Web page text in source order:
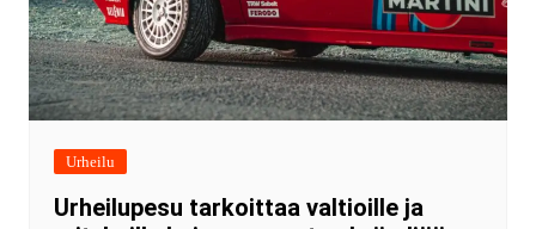
Urheilu
Urheilupesu tarkoittaa valtioille ja